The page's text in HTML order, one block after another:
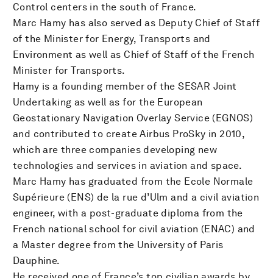
Control centers in the south of France.
Marc Hamy has also served as Deputy Chief of Staff
of the Minister for Energy, Transports and
Environment as well as Chief of Staff of the French
Minister for Transports.
Hamy is a founding member of the SESAR Joint
Undertaking as well as for the European
Geostationary Navigation Overlay Service (EGNOS)
and contributed to create Airbus ProSky in 2010,
which are three companies developing new
technologies and services in aviation and space.
Marc Hamy has graduated from the Ecole Normale
Supérieure (ENS) de la rue d’Ulm and a civil aviation
engineer, with a post-graduate diploma from the
French national school for civil aviation (ENAC) and
a Master degree from the University of Paris
Dauphine.